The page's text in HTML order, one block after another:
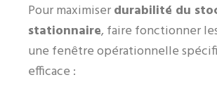
Pour maximiserdurabilité du
stationnaire, faire fonctionner
une fenêtre opérationnelle
efficace :